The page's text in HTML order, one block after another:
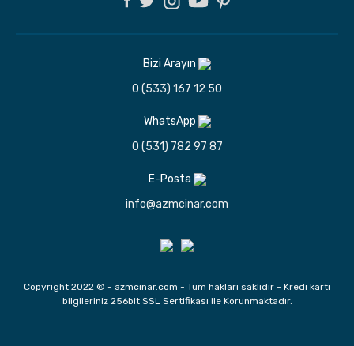
Bizi Arayın
0 (533) 167 12 50
WhatsApp
0 (531) 782 97 87
E-Posta
info@azmcinar.com
Copyright 2022 © - azmcinar.com - Tüm hakları saklıdır - Kredi kartı
bilgileriniz 256bit SSL Sertifikası ile Korunmaktadır.